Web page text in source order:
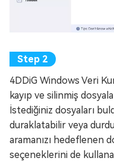
4DDiG Windows Veri
kayıp ve silinmiş
İstediğiniz dosyaları
duraklatabilir veya
aramanızı hedeflenen
seçeneklerini de